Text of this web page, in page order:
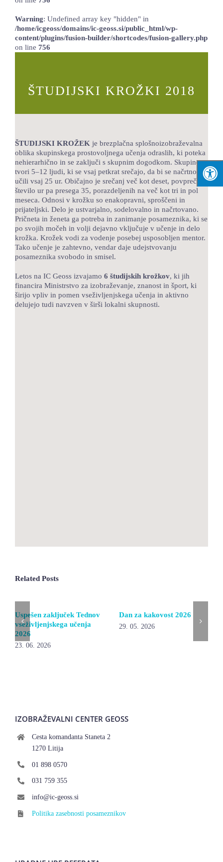
Warning: Undefined array key "hidden" in
/home/icgeoss/domains/ic-geoss.si/public_html/wp-
content/plugins/fusion-builder/shortcodes/fusion-gallery.php
on line 756
ŠTUDIJSKI KROŽKI 2018
ŠTUDIJSKI KROŽEK je brezplačna splošnoizobraževalna
oblika skupinskega prostovoljnega učenja odraslih, ki poteka
nehierarhično in se zaključi s skupnim dogodkom. Skupino
tvori 5–12 ljudi, ki se vsaj petkrat srečajo, da bi se načrtno
učili vsaj 25 ur. Običajno je srečanj več kot deset, povprečno
število ur pa presega 35, porazdeljenih na več kot tri in pol
meseca. Odnosi v krožku so enakopravni, sproščeni in
prijateljski. Delo je ustvarjalno, sodelovalno in načrtovano.
Pričneta in ženeta ga potreba in zanimanje posameznika, ki se
po svojih močeh in volji dejavno vključuje v učenje in delo
krožka. Krožek vodi za vodenje posebej usposobljen mentor.
Tako učenje je zahtevno, vendar daje udejstvovanju
posameznika svobodo in smisel.
Letos na IC Geoss izvajamo 6 študijskih krožkov, ki jih
financira Ministrstvo za izobraževanje, znanost in šport, ki
širijo vpliv in pomen vseživljenjskega učenja in aktivno
delujejo tudi navzven v širši lokalni skupnosti.
Related Posts
Uspešen zaključek Tednov
vseživljenjskega učenja
2026
23. 06. 2026
Dan za kakovost 2026
29. 05. 2026
IZOBRAŽEVALNI CENTER GEOSS
Cesta komandanta Staneta 2
1270 Litija
01 898 0570
031 759 355
info@ic-geoss.si
Politika zasebnosti posameznikov